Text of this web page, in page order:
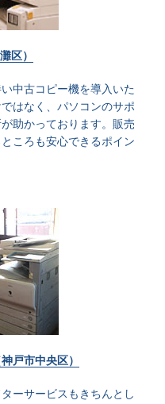
区）
中古コピー機を導入いた
はなく、パソコンのサポ
助かっております。販売
ころも安心できるポイン
戸市中央区）
ーサービスもきちんとし